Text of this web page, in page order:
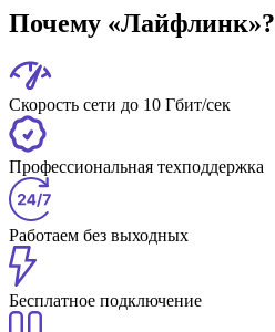
Почему «Лайфлинк»?
Скорость сети до 10 Гбит/сек
Профессиональная техподдержка
Работаем без выходных
Бесплатное подключение